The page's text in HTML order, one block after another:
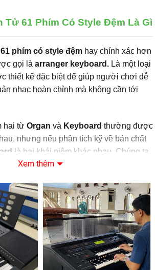
Tử 61 Phím Có Style Đệm Là Gì
phím có style đệm hay chính xác hơn
gọi là arranger keyboard. Là một loại
thiết kế đặc biệt để giúp người chơi dễ
nhạc hoàn chỉnh mà không cần tới
hai từ Organ và Keyboard thường được
nhưng nếu phân tích kỹ về bản chất
là hai khái niệm khác nhau. Chúng ta
ở phần sau nhé.
điện tử 61 phím có style đệm
này
đệm tự động (style/rhythm)
. Khi
đàn sẽ tự động phát nhạc nền với đầy
keyboard… như một ban nhạc thật sự,
bạn tự do chơi giai điệu chính.
tử vốn tập trung vào việc mô phỏng
Xem thêm